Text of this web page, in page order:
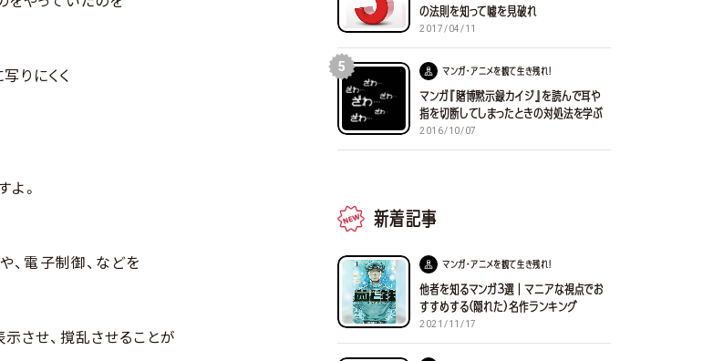
りにくく
。
、電子制御、などを
させ、撹乱させることが
の法則を知って嘘を見破れ
2017/04/11
5 マンガ・アニメを観て生き残れ！
マンガ『賭博黙示録カイジ』を読んで耳や
指を切断してしまったときの対処法を学ぶ
2016/10/07
新着記事
マンガ・アニメを観て生き残れ！
他者を知るマンガ３選｜マニアな視点でお
すすめする(隠れた)名作ランキング
2021/11/17